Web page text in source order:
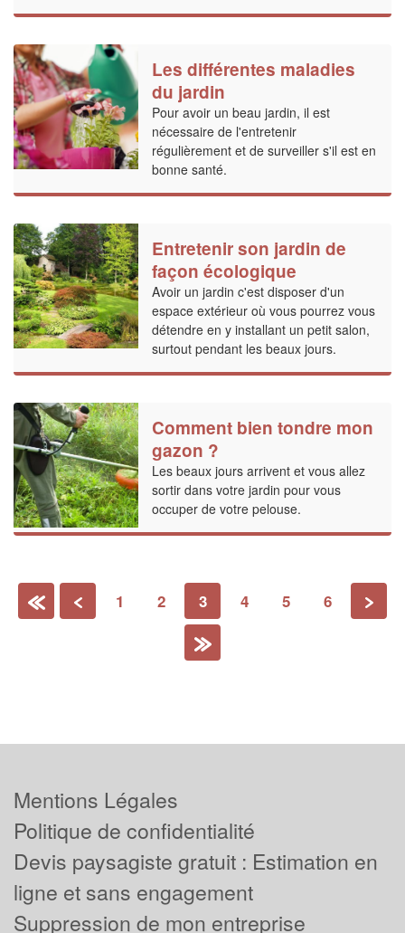
Les différentes maladies
du jardin
Pour avoir un beau jardin, il est
nécessaire de l'entretenir
régulièrement et de surveiller s'il est en
bonne santé.
Entretenir son jardin de
façon écologique
Avoir un jardin c'est disposer d'un
espace extérieur où vous pourrez vous
détendre en y installant un petit salon,
surtout pendant les beaux jours.
Comment bien tondre mon
gazon ?
Les beaux jours arrivent et vous allez
sortir dans votre jardin pour vous
occuper de votre pelouse.
« ‹ 1 2 3 4 5 6
›
»
Mentions Légales
Politique de confidentialité
Devis paysagiste gratuit : Estimation en
ligne et sans engagement
Suppression de mon entreprise